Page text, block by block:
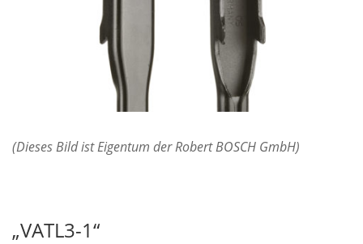
(Dieses Bild ist Eigentum der Robert BOSCH GmbH)
„VATL3-1“